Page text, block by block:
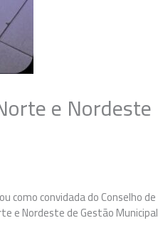
e Nordeste
como convidada do Conselho de
e Nordeste de Gestão Municipal